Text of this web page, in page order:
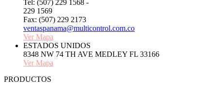
Tel: (507) 229 1568 -
229 1569
Fax: (507) 229 2173
ventaspanama@multicontrol.com.co
Ver Mapa
ESTADOS UNIDOS
8348 NW 74 TH AVE MEDLEY FL 33166
Ver Mapa
PRODUCTOS